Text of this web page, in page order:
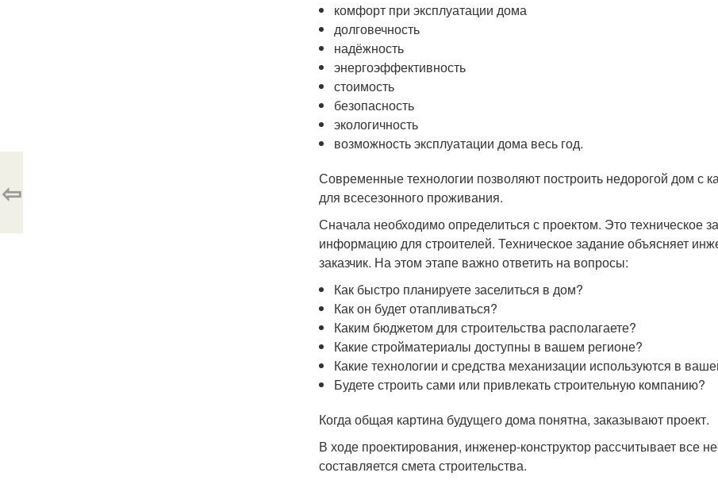
комфорт при эксплуатации дома
долговечность
надёжность
энергоэффективность
стоимость
безопасность
экологичность
возможность эксплуатации дома весь год.
Современные технологии позволяют построить недорогой дом с
для всесезонного проживания.
Сначала необходимо определиться с проектом. Это техническое
информацию для строителей. Техническое задание объясняет
заказчик. На этом этапе важно ответить на вопросы:
Как быстро планируете заселиться в дом?
Как он будет отапливаться?
Каким бюджетом для строительства располагаете?
Какие стройматериалы доступны в вашем регионе?
Какие технологии и средства механизации используются в
Будете строить сами или привлекать строительную компанию?
Когда общая картина будущего дома понятна, заказывают проект.
В ходе проектирования, инженер-конструктор рассчитывает все
составляется смета строительства.
⇦